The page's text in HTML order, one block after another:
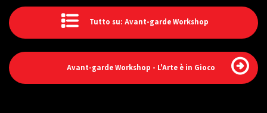
Tutto su: Avant-garde Workshop
Avant-garde Workshop - L'Arte è in Gioco